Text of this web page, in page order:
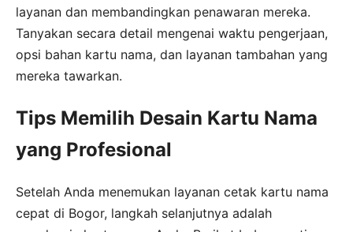
layanan dan membandingkan penawaran mereka.
Tanyakan secara detail mengenai waktu pengerjaan,
opsi bahan kartu nama, dan layanan tambahan yang
mereka tawarkan.
Tips Memilih Desain Kartu Nama
yang Profesional
Setelah Anda menemukan layanan cetak kartu nama
cepat di Bogor, langkah selanjutnya adalah